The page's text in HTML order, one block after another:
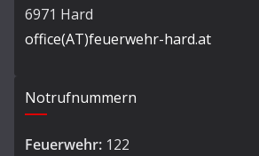
6971 Hard
office(AT)feuerwehr-hard.at
Notrufnummern
Feuerwehr: 122